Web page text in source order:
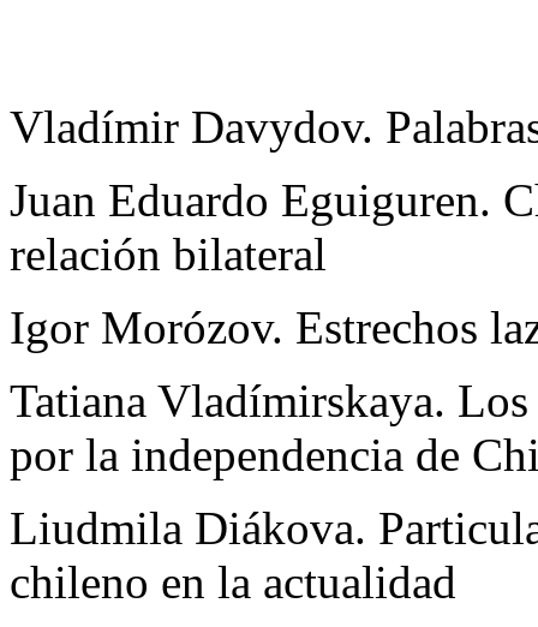
Vladímir Davydov.
Juan Eduardo Eguiguren.
relación bilateral
Igor Morózov. Estrechos
Tatiana Vladímirskaya.
por la independencia de
Liudmila Diákova.
chileno en la actualidad